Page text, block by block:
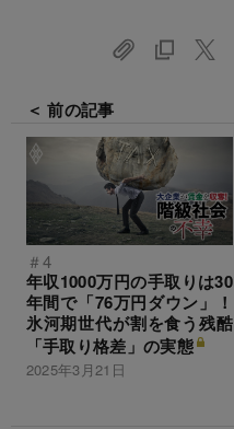
＜ 前の記事
＃4
年収1000万円の手取りは30
年間で「76万円ダウン」！
氷河期世代が割を食う残酷
「手取り格差」の実態
2025年3月21日